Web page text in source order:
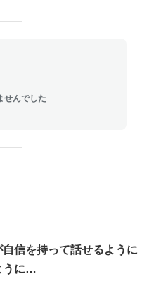
せんでした
信を持って話せるように
うに…